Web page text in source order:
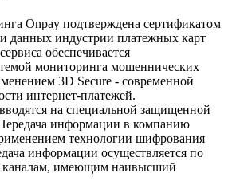
Onpay подтверждена сертификатом
данных индустрии платежных карт
обеспечивается
мониторинга мошеннических
3D Secure - современной
интернет-платежей.
на специальной защищенной
информации в компанию
технологии шифрования
информации осуществляется по
каналам, имеющим наивысший